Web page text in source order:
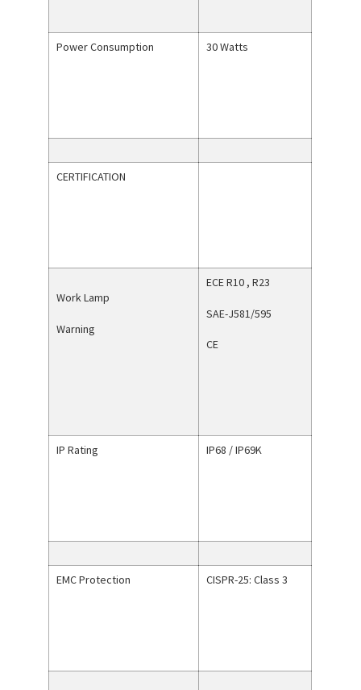
Power Consumption 30 Watts
CERTIFICATION
Work Lamp
Warning
ECE R10 , R23
SAE-J581/595
CE
IP Rating IP68 / IP69K
EMC Protection CISPR-25: Class 3